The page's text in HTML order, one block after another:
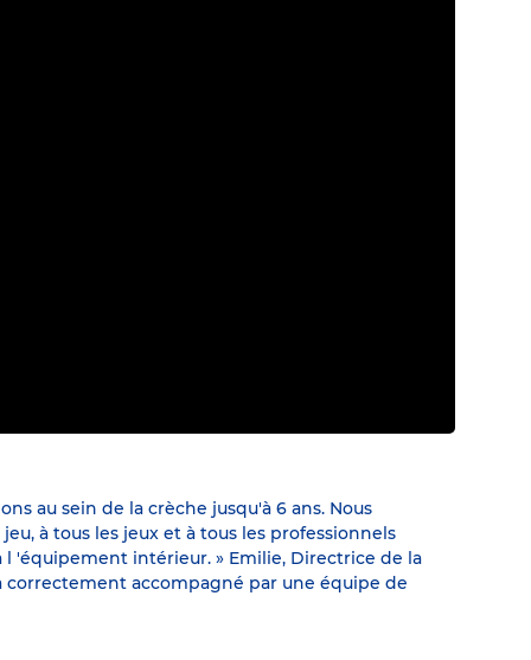
au sein de la crèche jusqu'à 6 ans. Nous
à tous les jeux et à tous les professionnels
'équipement intérieur. » Emilie, Directrice de la
correctement accompagné par une équipe de